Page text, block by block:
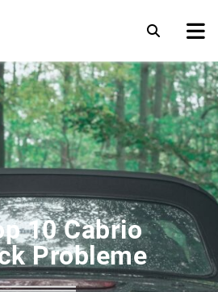
10 Cabrio
Probleme